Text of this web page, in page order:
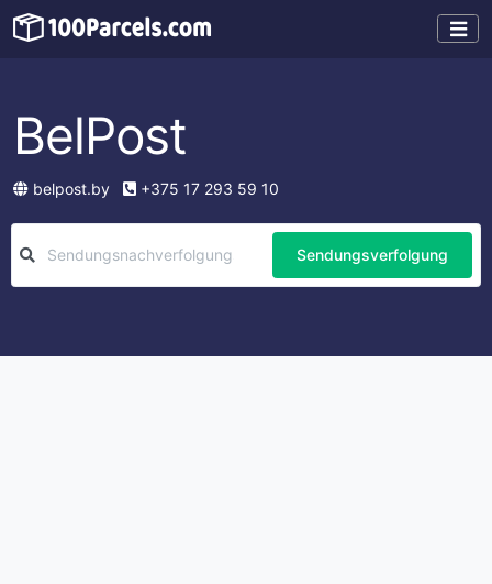
BelPost
belpost.by +375 17 293 59 10
Sendungsverfolgung